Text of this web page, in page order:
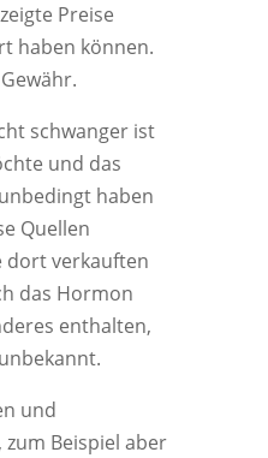
Preise
haben können.
schwanger ist
und das
haben
Quellen
dort verkauften
das Hormon
enthalten,
und
Beispiel aber